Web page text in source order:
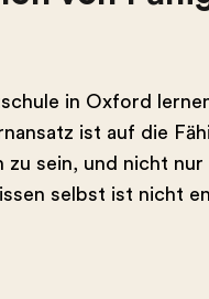
in Oxford
ist auf die
zu sein, und nicht
selbst ist nicht